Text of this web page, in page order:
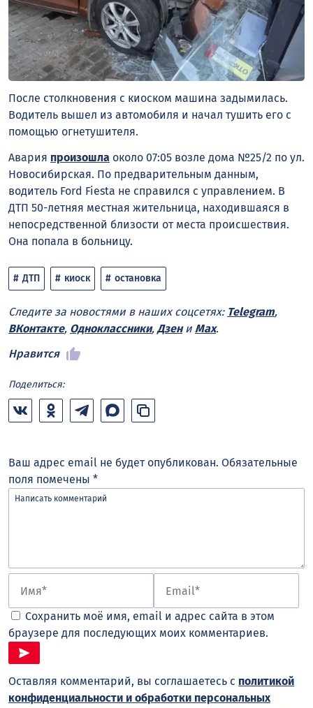
После столкновения с киоском машина задымилась.
Водитель вышел из автомобиля и начал тушить его с
помощью огнетушителя.
Авария произошла около 07:05 возле дома №25/2 по ул.
Новосибирская. По предварительным данным,
водитель Ford Fiesta не справился с управлением. В
ДТП 50-летняя местная жительница, находившаяся в
непосредственной близости от места происшествия.
Она попала в больницу.
ДТП киоск остановка
Следите за новостями в наших соцсетях: Telegram,
ВКонтакте, Одноклассники, Дзени Max.
Нравится
Поделиться:
Ваш адрес email не будет опубликован. Обязательные
поля помечены *
Сохранить моё имя, email и адрес сайта в этом
браузере для последующих моих комментариев.
Оставляя комментарий, вы соглашаетесь с политикой
конфиденциальности и обработки персональных